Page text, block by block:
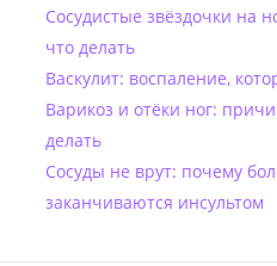
Сосудистые звёздочки на
что делать
Васкулит: воспаление,
Варикоз и отёки ног:
делать
Сосуды не врут: почему
заканчиваются инсультом